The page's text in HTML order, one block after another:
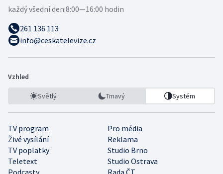
každý všední den:8:00—16:00 hodin
261 136 113
info@ceskatelevize.cz
Vzhled
Světlý Tmavý Systém
TV program
Pro média
Živé vysílání
Reklama
TV poplatky
Studio Brno
Teletext
Studio Ostrava